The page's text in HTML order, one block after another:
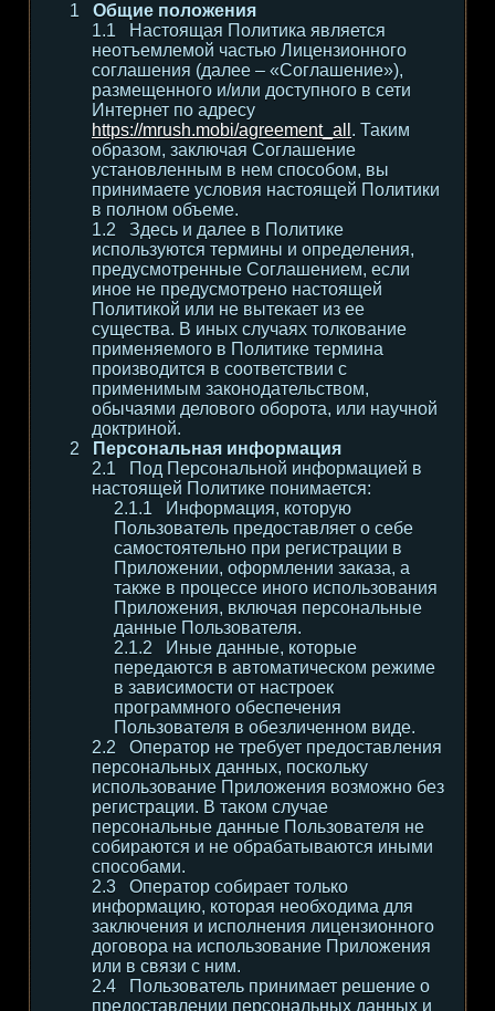
Общие положения
Настоящая Политика является
неотъемлемой частью Лицензионного
соглашения (далее – «Соглашение»),
размещенного и/или доступного в сети
Интернет по адресу
https://mrush.mobi/agreement_all . Таким
образом, заключая Соглашение
установленным в нем способом, вы
принимаете условия настоящей Политики
в полном объеме.
Здесь и далее в Политике
используются термины и определения,
предусмотренные Соглашением, если
иное не предусмотрено настоящей
Политикой или не вытекает из ее
существа. В иных случаях толкование
применяемого в Политике термина
производится в соответствии с
применимым законодательством,
обычаями делового оборота, или научной
доктриной.
Персональная информация
Под Персональной информацией в
настоящей Политике понимается:
Информация, которую
Пользователь предоставляет о себе
самостоятельно при регистрации в
Приложении, оформлении заказа, а
также в процессе иного использования
Приложения, включая персональные
данные Пользователя.
Иные данные, которые
передаются в автоматическом режиме
в зависимости от настроек
программного обеспечения
Пользователя в обезличенном виде.
Оператор не требует предоставления
персональных данных, поскольку
использование Приложения возможно без
регистрации. В таком случае
персональные данные Пользователя не
собираются и не обрабатываются иными
способами.
Оператор собирает только
информацию, которая необходима для
заключения и исполнения лицензионного
договора на использование Приложения
или в связи с ним.
Пользователь принимает решение о
предоставлении персональных данных и